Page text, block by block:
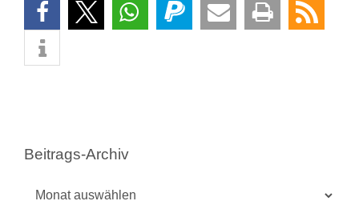
Beitrags-Archiv